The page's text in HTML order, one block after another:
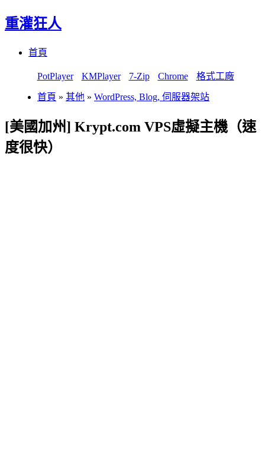
重灌狂人
首頁
PotPlayer KMPlayer 7-Zip Chrome 格式工廠
首頁 » 其他 » WordPress, Blog, 伺服器架站
[美國加州] Krypt.com VPS虛擬主機（速
度很快）